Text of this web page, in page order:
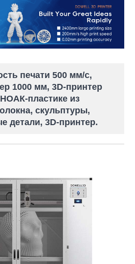
печати 500 мм/с,
1000 мм, 3D-принтер
пластике из
скульптуры,
детали, 3D-принтер.